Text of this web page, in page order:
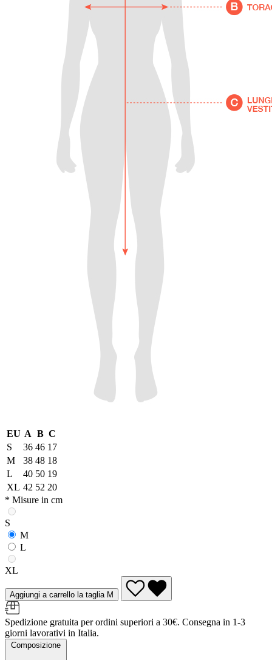
EU A B C
S
36 46 17
M
38 48 18
L
40 50 19
XL 42 52 20
* Misure in cm
S
M
L
XL
Aggiungi a carrello la taglia M
Spedizione gratuita per ordini superiori a 30€. Consegna in 1-3
giorni lavorativi in Italia.
Composizione